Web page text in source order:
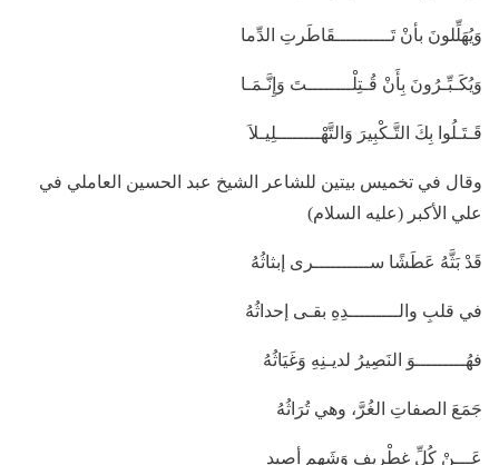
وَيُهَلِّلونَ بأنْ تَــــــــــقَاطَرتِ الدِّما
وَيُكَـبِّـرُونَ بِأَنْ قُـتِلْــــــــتَ وَإِنَّـمَـا
قَـتَـلُوا بِكَ التَّـكْبِيرَ وَالتَّهْــــــــلِيـلاَ
وقال في تخميس بيتين للشاعر الشيخ عبد الحسين العاملي في
علي الأكبر (عليه السلام)
قَدْ بَثَّهُ عَطَشًا ســــــــــرى إبثاثُهُ
في قلبِ والـــــــــدِهِ بقـى إحداثُهُ
فهُـــــــــوَ النَصِيرُ لديـنِهِ وَغَيَاثُهُ
جَمَعَ الصفاتِ الغُرَّ، وهي تُرَاثُهُ
عَـــنْ كُلِّ غِطْرِيفٍ وَشَهمٍ أصيدِ